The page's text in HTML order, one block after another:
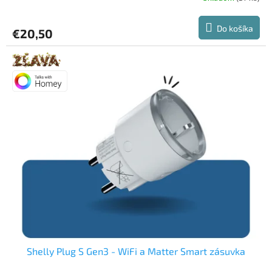
je
3,7
z
5
hviezdičiek.
€20,50 Do košíka
Shelly Plug S Gen3 - WiFi a Matter Smart zásuvka